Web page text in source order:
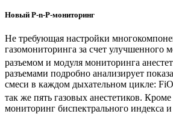
Новый P-n-P-мониторинг
Не требующая настройки
газомониторинга за счет улучшенного
разъемом и модуля мониторинга
разъемами подробно анализирует
смеси в каждом дыхательном цикле: FiO
так же пять газовых анестетиков.
мониторинг биспектрального индекса